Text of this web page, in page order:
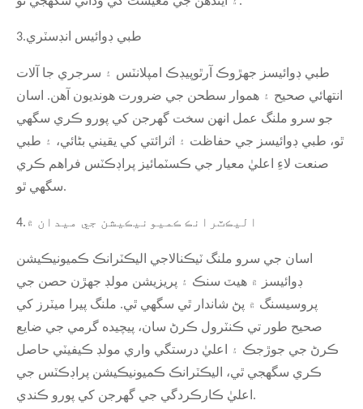
3.طبي ڊوائيس انڊسٽري
طبي ڊوائيسز جهڙوڪ آرٿوپيڊڪ امپلانٽس ۽ سرجري جا آلات
انتهائي صحيح ۽ هموار سطحن جي ضرورت هونديون آهن. اسان
جو سرو ملنگ عمل انهن سخت گهرجن کي پورو ڪري سگهي
ٿو، طبي ڊوائيسز جي حفاظت ۽ اثرائتي کي يقيني بڻائي، ۽ طبي
صنعت لاءِ اعليٰ معيار جي ڪسٽمائيز پراڊڪٽس فراهم ڪري
سگهي ٿو.
4. اليڪٽرانڪ ڪميونيڪيشن جي ميدان ۾
اسان جي سرو ملنگ ٽيڪنالاجي اليڪٽرانڪ ڪميونيڪيشن
ڊوائيسز ۾ هيٽ سنڪ ۽ پريزيشن مولڊ جهڙن حصن جي
پروسيسنگ ۾ پڻ شاندار ٿي سگهي ٿي. ملنگ پيرا ميٽرز کي
صحيح طور تي ڪنٽرول ڪرڻ سان، پيچيده گرمي جي ضايع
ڪرڻ جي جوڙجڪ ۽ اعليٰ درستگي واري مولڊ ڪيفيٽي حاصل
ڪري سگهجي ٿي، اليڪٽرانڪ ڪميونيڪيشن پراڊڪٽس جي
اعليٰ ڪارڪردگي جي گهرجن کي پورو ڪندي.